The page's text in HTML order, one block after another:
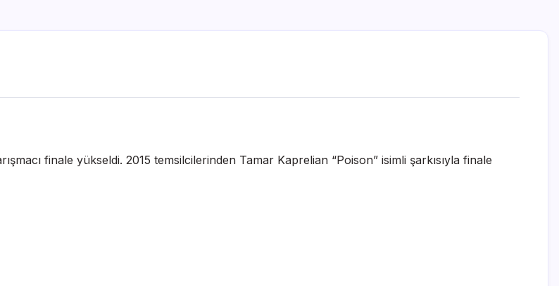
finale yükseldi. 2015 temsilcilerinden Tamar Kaprelian “Poison” isimli şarkısıyla finale